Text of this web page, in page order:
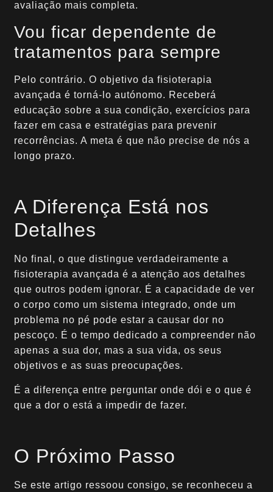
avaliação mais completa.
Vou ficar dependente de
tratamentos para sempre
Pelo contrário. O objetivo da fisioterapia
avançada é torná-lo autónomo. Receberá
educação sobre a sua condição, exercícios para
fazer em casa e estratégias para prevenir
recorrências. A meta é que não precise de nós a
longo prazo.
A Diferença Está nos
Detalhes
No final, o que distingue verdadeiramente a
fisioterapia avançada é a atenção aos detalhes
que outros podem ignorar. É a capacidade de ver
o corpo como um sistema integrado, onde um
problema no pé pode estar a causar dor no
pescoço. É o tempo dedicado a compreender não
apenas a sua dor, mas a sua vida, os seus
objetivos e as suas preocupações.
É a diferença entre perguntar onde dói e o que é
que a dor o está a impedir de fazer.
O Próximo Passo
Se este artigo ressoou consigo, se reconheceu a